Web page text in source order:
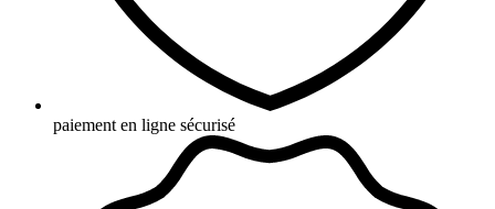
paiement en ligne sécurisé